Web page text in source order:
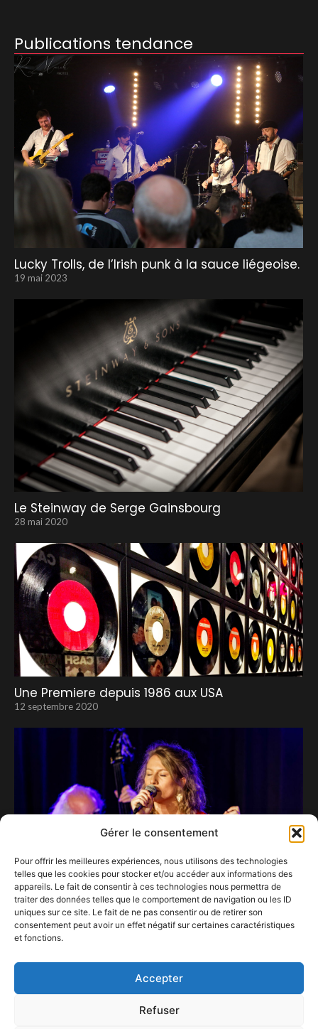
Gérer le consentement
Pour offrir les meilleures expériences, nous utilisons des technologies
telles que les cookies pour stocker et/ou accéder aux informations des
appareils. Le fait de consentir à ces technologies nous permettra de
traiter des données telles que le comportement de navigation ou les ID
uniques sur ce site. Le fait de ne pas consentir ou de retirer son
consentement peut avoir un effet négatif sur certaines caractéristiques
et fonctions.
Accepter
Refuser
Publications tendance
Lucky Trolls, de l’Irish punk à la sauce liégeoise.
19 mai 2023
Le Steinway de Serge Gainsbourg
28 mai 2020
Une Premiere depuis 1986 aux USA
12 septembre 2020
Manon Hansay tout en charme, en sensualité
24 octobre 2023